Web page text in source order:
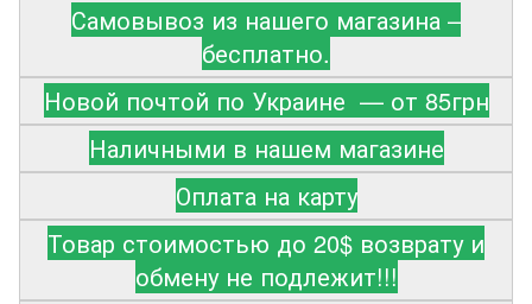
Самовывоз из нашего магазина –
бесплатно.
Новой почтой по Украине — от 85грн
Наличными в нашем магазине
Оплата на карту
Товар стоимостью до 20$ возврату и
обмену не подлежит!!!